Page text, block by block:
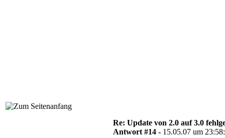
Re: Update von 2.0 auf 3.0
Antwort #14 - 15.05.07 um